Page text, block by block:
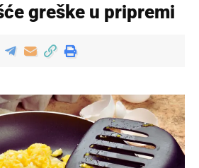
greške u pripremi